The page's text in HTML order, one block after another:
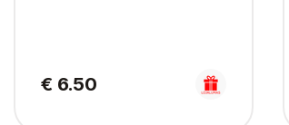
€ 6.50